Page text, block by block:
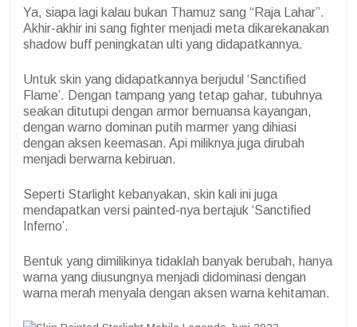
Ya, siapa lagi kalau bukan Thamuz sang “Raja Lahar”.
Akhir-akhir ini sang fighter menjadi meta dikarekanakan
shadow buff peningkatan ulti yang didapatkannya.
Untuk skin yang didapatkannya berjudul ‘Sanctified
Flame’. Dengan tampang yang tetap gahar, tubuhnya
seakan ditutupi dengan armor bernuansa kayangan,
dengan warno dominan putih marmer yang dihiasi
dengan aksen keemasan. Api miliknya juga dirubah
menjadi berwarna kebiruan.
Seperti Starlight kebanyakan, skin kali ini juga
mendapatkan versi painted-nya bertajuk ‘Sanctified
Inferno’.
Bentuk yang dimilikinya tidaklah banyak berubah, hanya
warna yang diusungnya menjadi didominasi dengan
warna merah menyala dengan aksen warna kehitaman.